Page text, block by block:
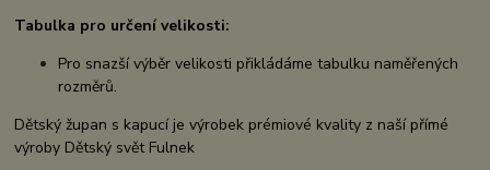
Tabulka pro určení velikosti:
Pro snazší výběr velikosti přikládáme tabulku naměřených
rozměrů.
Dětský župan s kapucí je výrobek prémiové kvality z naší přímé
výroby Dětský svět Fulnek